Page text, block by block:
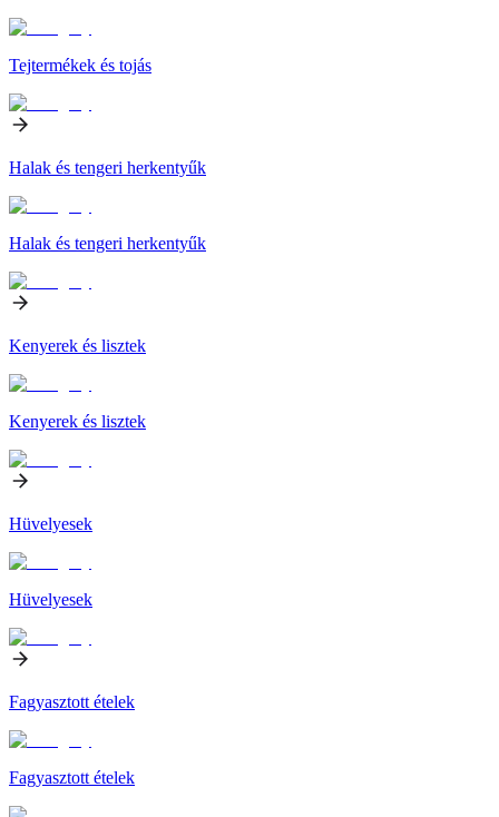
Tejtermékek és tojás
Halak és tengeri herkentyűk
Halak és tengeri herkentyűk
Kenyerek és lisztek
Kenyerek és lisztek
Hüvelyesek
Hüvelyesek
Fagyasztott ételek
Fagyasztott ételek